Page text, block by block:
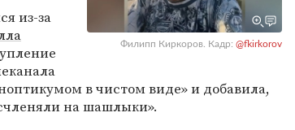
Филипп Киркоров. Кадр: @fkirkorov
из-за
в чистом виде» и добавила,
на шашлыки».